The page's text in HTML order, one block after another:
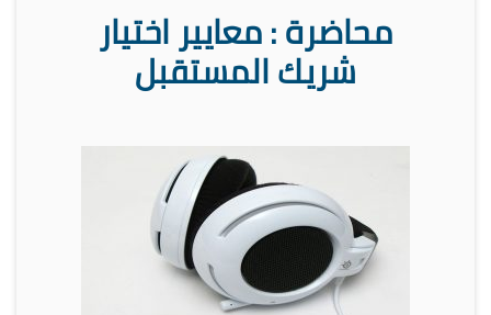
محاضرة : معايير اختيار
شريك المستقبل